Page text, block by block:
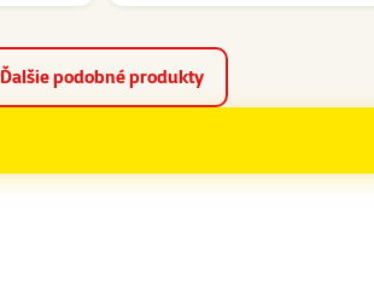
Ďalšie podobné produkty